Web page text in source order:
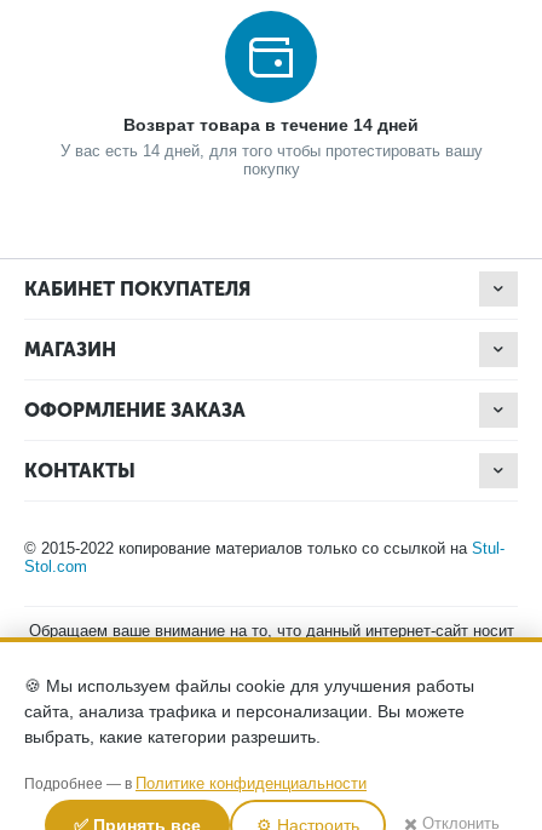
Возврат товара в течение 14 дней
У вас есть 14 дней, для того чтобы протестировать вашу
покупку
КАБИНЕТ ПОКУПАТЕЛЯ
МАГАЗИН
ОФОРМЛЕНИЕ ЗАКАЗА
КОНТАКТЫ
© 2015-2022 копирование материалов только со ссылкой на Stul-
Stol.com
Обращаем ваше внимание на то, что данный интернет-сайт носит
положениями Статьи 437 (2) Гражданского кодекса Российской
Федерации. Для получения подробной информации о наличии и
стоимости указанных товаров, пожалуйста, обращайтесь к
менеджерам компании по телефону.
Политика конфиденциальности
данных согласие на обработку персональных данных
🍪 Мы используем файлы cookie для улучшения работы
сайта, анализа трафика и персонализации. Вы можете
выбрать, какие категории разрешить.
Подробнее — в Политике конфиденциальности
✅ Принять все ⚙️ Настроить ✖️ Отклонить